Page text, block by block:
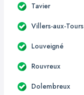
Tavier
Villers-aux-Tours
Louveigné
Rouvreux
Dolembreux